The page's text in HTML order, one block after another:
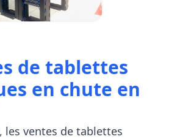
de tablettes
en chute en
les ventes de tablettes